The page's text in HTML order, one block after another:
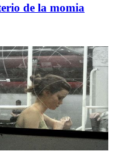
de la momia